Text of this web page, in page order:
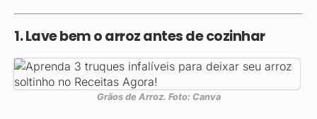
1. Lave bem o arroz antes de cozinhar
Grãos de Arroz. Foto: Canva